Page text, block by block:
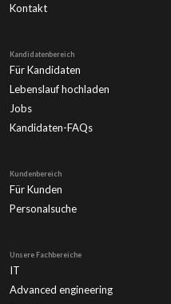
Kontakt
Kandidatenbereich
Für Kandidaten
Lebenslauf hochladen
Jobs
Kandidaten-FAQs
Kundenbereich
Für Kunden
Personalsuche
Unsere Fachbereiche
IT
Advanced engineering